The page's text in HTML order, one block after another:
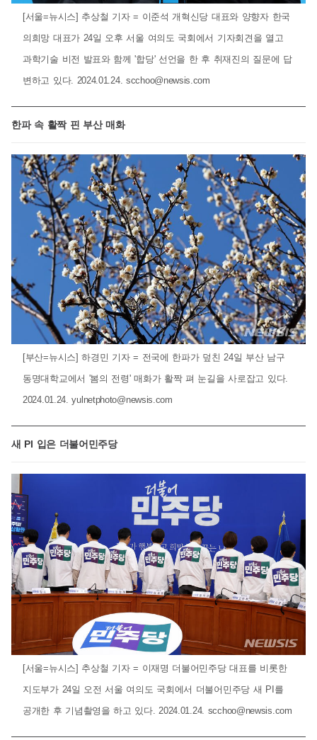
[서울=뉴시스] 추상철 기자 = 이준석 개혁신당 대표와 양향자 한국
의희망 대표가 24일 오후 서울 여의도 국회에서 기자회견을 열고
과학기술 비전 발표와 함께 '합당' 선언을 한 후 취재진의 질문에 답
변하고 있다. 2024.01.24. scchoo@newsis.com
한파 속 활짝 핀 부산 매화
[부산=뉴시스] 하경민 기자 = 전국에 한파가 덮친 24일 부산 남구
동명대학교에서 '봄의 전령' 매화가 활짝 펴 눈길을 사로잡고 있다.
2024.01.24.yulnetphoto@newsis.com
새 PI 입은 더불어민주당
[서울=뉴시스] 추상철 기자 = 이재명 더불어민주당 대표를 비롯한
지도부가 24일 오전 서울 여의도 국회에서 더불어민주당 새 PI를
공개한 후 기념촬영을 하고 있다. 2024.01.24. scchoo@newsis.com